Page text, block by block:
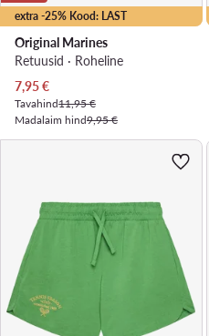
extra -25% Kood: LAST
Original Marines
Retuusid · Roheline
Praegune hind
7,95€
Tavahind11,95 €
Madalaim hind9,95 €